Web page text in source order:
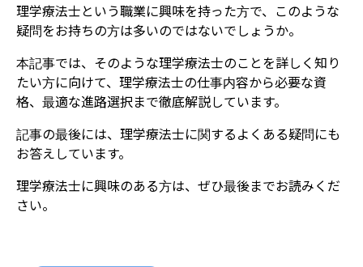
理学療法士という職業に興味を持った方で、このような
疑問をお持ちの方は多いのではないでしょうか。
本記事では、そのような理学療法士のことを詳しく知り
たい方に向けて、 理学療法士の仕事内容から必要な資
格、最適な進路選択まで徹底解説しています。
記事の最後には、理学療法士に関するよくある疑問にも
お答えしています。
理学療法士に興味のある方は、ぜひ最後までお読みくだ
さい。